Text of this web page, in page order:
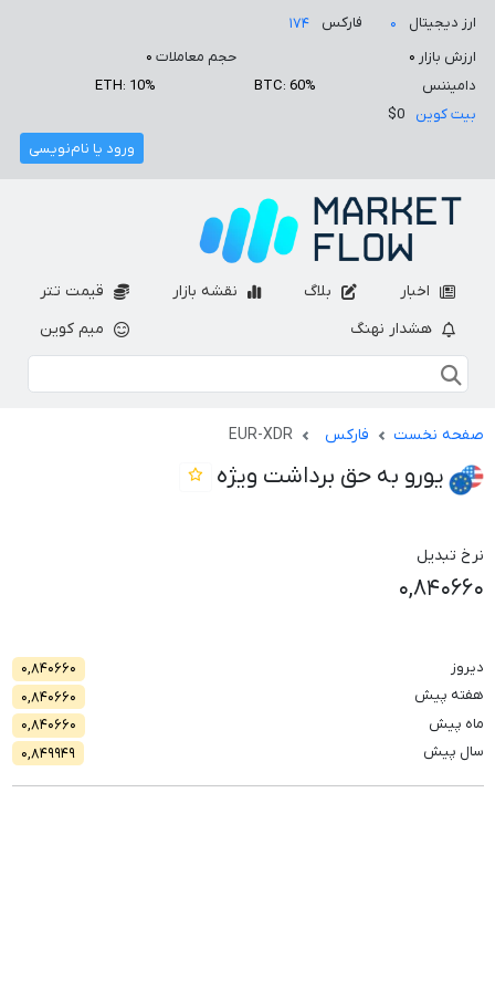
ارز دیجیتال ۰ فارکس
۱۷۴
ارزش بازار ۰ حجم معاملات ۰
دامیننس
BTC: 60%
ETH: 10%
بیت کوین
$0
ورود یا نام‌نویسی
اخبار بلاگ نقشه بازار
قیمت تتر
هشدار نهنگ
میم کوین
صفحه نخست فارکس EUR-XDR
یورو به حق برداشت ویژه
نرخ تبدیل
۰,۸۴۰۶۶۰
دیروز
۰,۸۴۰۶۶۰
هفته پیش
۰,۸۴۰۶۶۰
ماه پیش
۰,۸۴۰۶۶۰
سال پیش
۰,۸۴۹۹۴۹